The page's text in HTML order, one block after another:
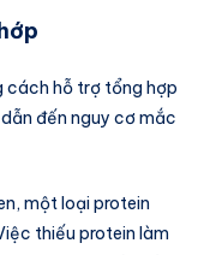
cách hỗ trợ tổng hợp
đến nguy cơ mắc
một loại protein
thiếu protein làm